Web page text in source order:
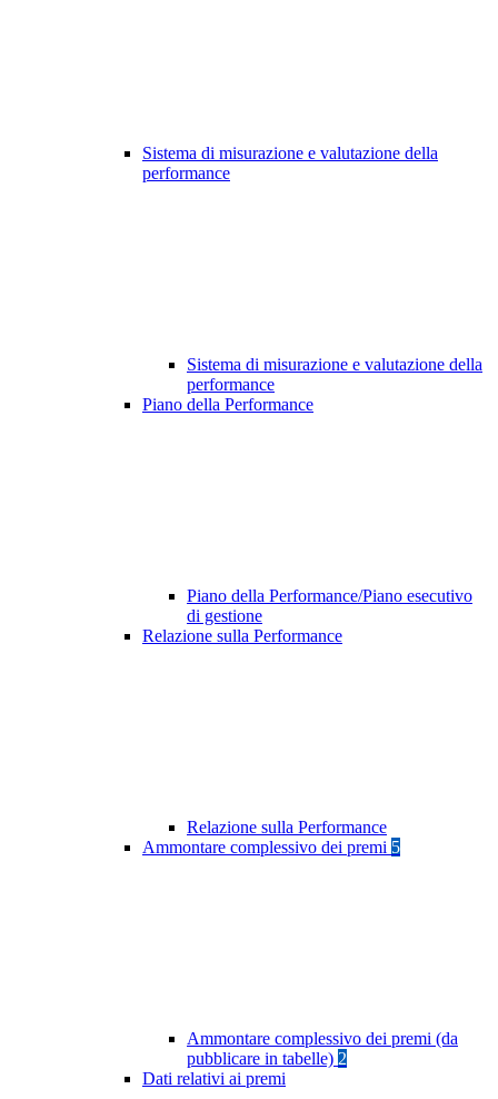
Sistema di misurazione e valutazione della
performance
Sistema di misurazione e valutazione della
performance
Piano della Performance
Piano della Performance/Piano esecutivo
di gestione
Relazione sulla Performance
Relazione sulla Performance
Ammontare complessivo dei premi 5
Ammontare complessivo dei premi (da
pubblicare in tabelle) 2
Dati relativi ai premi